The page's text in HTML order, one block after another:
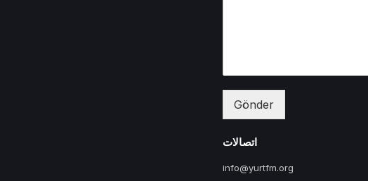
Gönder
اتصالات
info@yurtfm.org